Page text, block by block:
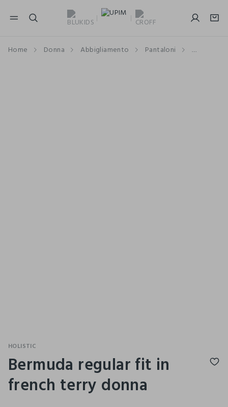
NAVIGATION.ARIA.GOTOMAINCONTENT
Home Donna Abbigliamento Pantaloni
HOLISTIC
Bermuda regular fit in
french terry donna